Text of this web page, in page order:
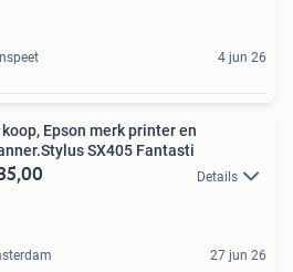
4 jun 26
koop, Epson merk printer en
SX405 Fantasti
Details
27 jun 26